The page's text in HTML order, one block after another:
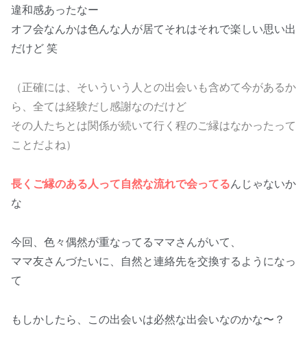
違和感あったなー
オフ会なんかは色んな人が居てそれはそれで楽しい思い出
だけど 笑
（正確には、そいういう人との出会いも含めて今があるか
ら、全ては経験だし感謝なのだけど
その人たちとは関係が続いて行く程のご縁はなかったって
ことだよね）
長くご縁のある人って自然な流れで会ってるんじゃないか
な
今回、色々偶然が重なってるママさんがいて、
ママ友さんづたいに、自然と連絡先を交換するようになっ
て
もしかしたら、この出会いは必然な出会いなのかな〜？